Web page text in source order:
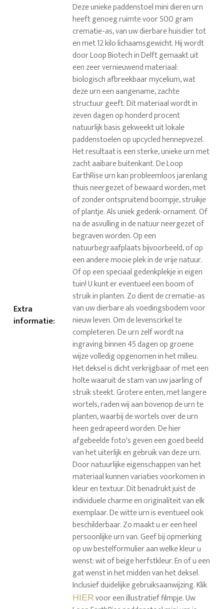
Extra
informatie:
Deze unieke paddenstoel mini dieren urn
heeft genoeg ruimte voor 500 gram
crematie-as, van uw dierbare huisdier tot
en met 12 kilo lichaamsgewicht. Hij wordt
door Loop Biotech in Delft gemaakt uit
een zeer vernieuwend materiaal:
biologisch afbreekbaar mycelium, wat
deze urn een aangename, zachte
structuur geeft. Dit materiaal wordt in
zeven dagen op honderd procent
natuurlijk basis gekweekt uit lokale
paddenstoelen op upcycled hennepvezel.
Het resultaat is een sterke, unieke urn met
zacht aaibare buitenkant. De Loop
EarthRise urn kan probleemloos jarenlang
thuis neergezet of bewaard worden, met
of zonder ontspruitend boompje, struikje
of plantje. Als uniek gedenk-ornament. Of
na de asvulling in de natuur neergezet of
begraven worden. Op een
natuurbegraafplaats bijvoorbeeld, of op
een andere mooie plek in de vrije natuur.
Of op een speciaal gedenkplekje in eigen
tuin! U kunt er eventueel een boom of
struik in planten. Zo dient de crematie-as
van uw dierbare als voedingsbodem voor
nieuw leven. Om de levenscirkel te
completeren. De urn zelf wordt na
ingraving binnen 45 dagen op groene
wijze volledig opgenomen in het milieu.
Het deksel is dicht verkrijgbaar of met een
holte waaruit de stam van uw jaarling of
struik steekt. Grotere enten, met langere
wortels, raden wij aan bovenop de urn te
planten, waarbij de wortels over de urn
heen gedrapeerd worden. De hier
afgebeelde foto's geven een goed beeld
van het uiterlijk en gebruik van deze urn.
Door natuurlijke eigenschappen van het
materiaal kunnen variaties voorkomen in
kleur en textuur. Dit benadrukt juist de
individuele charme en originaliteit van elk
exemplaar. De witte urn is eventueel ook
beschilderbaar. Zo maakt u er een heel
persoonlijke urn van. Geef bij opmerking
op uw bestelformulier aan welke kleur u
wenst: wit of beige herfstkleur. En of u een
gat wenst in het midden van het deksel.
Inclusief duidelijke gebruiksaanwijzing. Klik
HIER voor een illustratief filmpje. Uw